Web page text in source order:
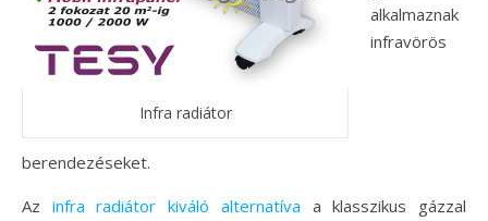
Infra radiátor
alkalmaznak
infravörös
berendezéseket.
Az infra radiátor kiváló alternatíva a klasszikus gázzal